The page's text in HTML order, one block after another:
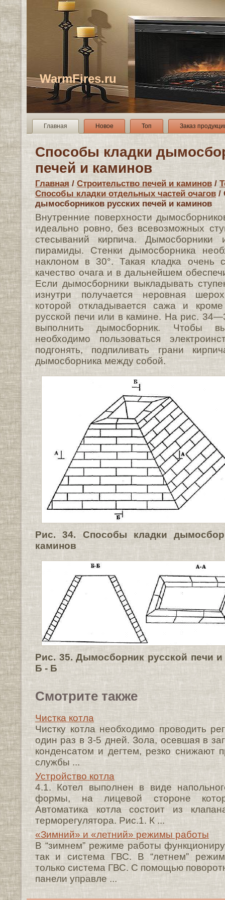
WarmFires.ru
Главная Новое Топ Заказ
Способы кладки
печей и каминов
Главная / Строительство печей и каминов /
Способы кладки отдельных частей очагов /
дымосборников русских печей и каминов
Внутренние поверхности
идеально ровно, без всевозможных
стесываний кирпича.
пирамиды. Стенки дымосборника
наклоном в 30°. Такая кладка очень
качество очага и в дальнейшем
Если дымосборники выкладывать
изнутри получается неровная
которой откладывается сажа и
русской печи или в камине. На рис.
выполнить дымосборник. Чтобы
необходимо пользоваться
подгонять, подпиливать грани
дымосборника между собой.
Рис. 34. Способы кладки
каминов
Рис. 35. Дымосборник русской печи
Б - Б
Смотрите также
Чистка котла
Чистку котла необходимо проводить
один раз в 3-5 дней. Зола, осевшая в
конденсатом и дегтем, резко снижают
службы ...
Устройство котла
4.1. Котел выполнен в виде
формы, на лицевой стороне
Автоматика котла состоит из
терморегулятора. Рис.1. К ...
«Зимний» и «летний» режимы работы
В “зимнем” режиме работы
так и система ГВС. В “летнем”
только система ГВС. С помощью
панели управле ...